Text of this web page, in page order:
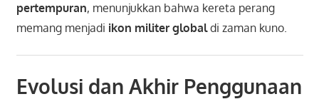
pertempuran, menunjukkan bahwa kereta perang
memang menjadi ikon militer globaldi zaman kuno.
Evolusi dan Akhir Penggunaan